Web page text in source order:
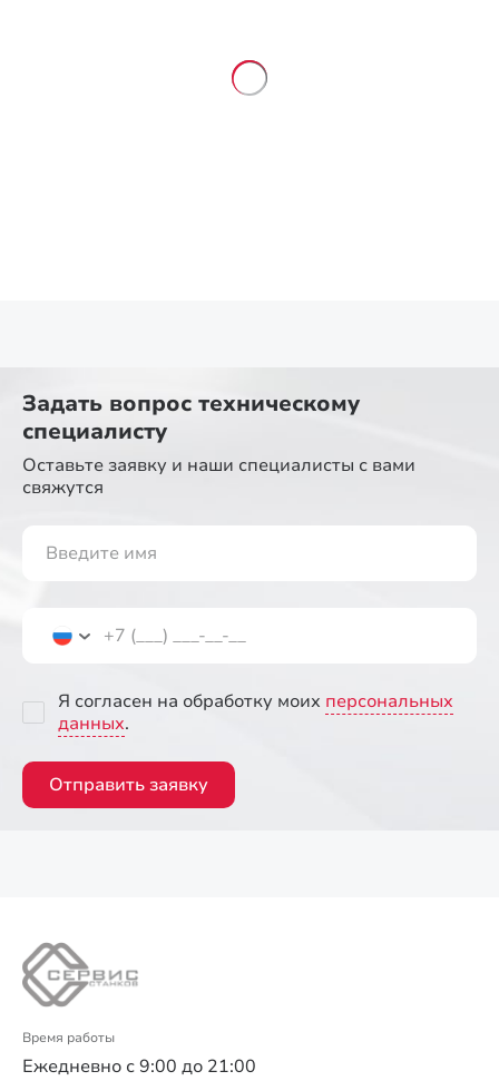
Задать вопрос техническому
специалисту
Оставьте заявку и наши специалисты с вами
свяжутся
Я согласен на обработку моих персональных
данных.
Отправить заявку
Время работы
Ежедневно с 9:00 до 21:00